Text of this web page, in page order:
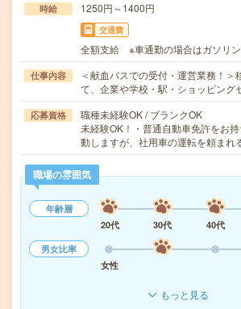
時給 1250円～1400円
交通費
全額支給 ※車通勤の場合はガソリン
仕事内容
＜献血バスでの受付・運営業務！＞
て、企業や学校・駅・ショッピン
応募資格
職種未経験OK / ブランクOK
未経験OK！・普通自動車免許をお
動しますが、社用車の運転を頼ま
職場の雰囲気
年齢層
20代
30代 40代
男女比率
女性
もっと見る